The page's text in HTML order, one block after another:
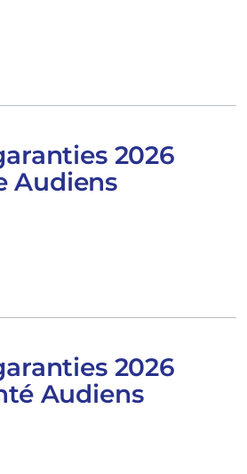
2026
Audiens
2026
Audiens